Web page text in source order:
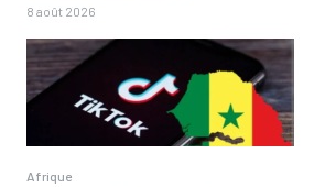
8 août 2026
Afrique